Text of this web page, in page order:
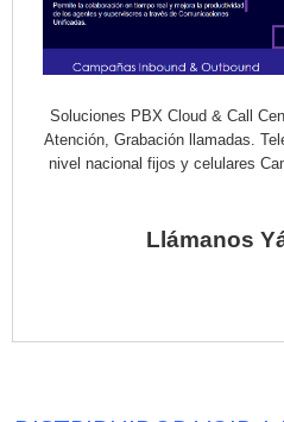
Soluciones PBX Cloud & Call
Atención, Grabación llamadas.
nivel nacional fijos y celulares
Llámanos